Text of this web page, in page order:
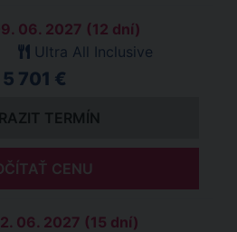
06. 2027 (12 dní)
Ultra All Inclusive
5 701 €
TERMÍN
CENU
06. 2027 (15 dní)